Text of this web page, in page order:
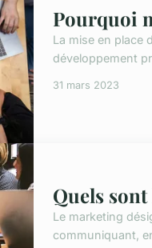
Pourquoi
La mise en place
développement
31 mars 2023
Quels
Le marketing
communiquant,